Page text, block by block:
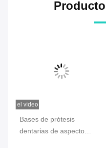
el video
Bases de prótesis
dentarias de aspecto